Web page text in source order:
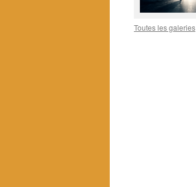
Toutes les galeries